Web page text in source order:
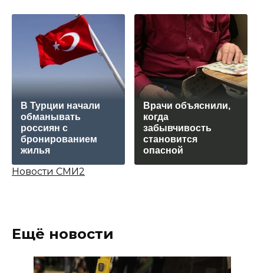
В Турции начали
обманывать
россиян с
бронированием
жилья
Врачи объяснили,
когда
забывчивость
становится
опасной
Новости СМИ2
Ещё новости